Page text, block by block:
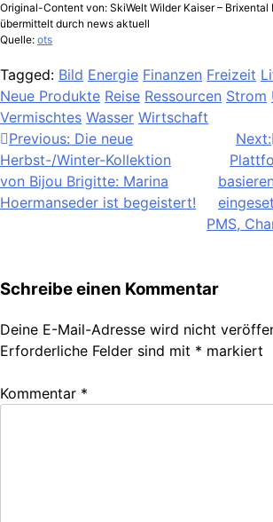
Original-Content von: SkiWelt Wilder Kaiser – Brixental
übermittelt durch news aktuell
Quelle: ots
Tagged: Bild Energie Finanzen Freizeit
Neue Produkte Reise Ressourcen Strom
Vermischtes Wasser Wirtschaft
Beitragsnavigation
Previous: Die neue
Herbst-/Winter-Kollektion
von Bijou Brigitte: Marina
Hoermanseder ist begeistert!
Next:
PMS,
Schreibe einen Kommentar
Deine E-Mail-Adresse wird nicht
Erforderliche Felder sind mit * markiert
Kommentar *